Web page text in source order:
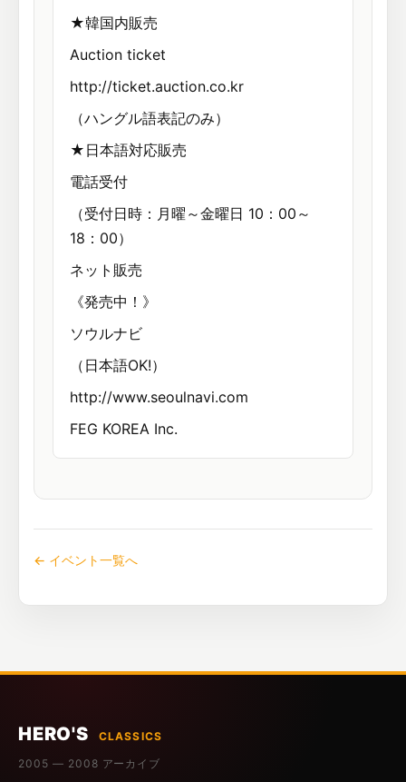
★韓国内販売
Auction ticket
http://ticket.auction.co.kr
（ハングル語表記のみ）
★日本語対応販売
電話受付
（受付日時：月曜～金曜日 10：00～
18：00）
ネット販売
《発売中！》
ソウルナビ
（日本語OK!）
http://www.seoulnavi.com
FEG KOREA Inc.
← イベント一覧へ
HERO'S
CLASSICS
2005 — 2008 アーカイブ